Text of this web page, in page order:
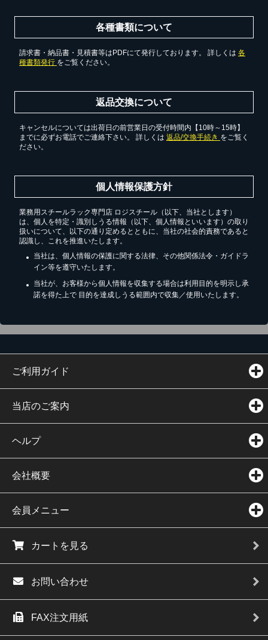
各種書類について
請求書・納品書・見積書等はPDFにて発行しております。 詳しくは 各
種書類発行 をご覧ください。
返品交換について
キャンセルについては出荷日の前営業日の受付時間内【10時～15時】
までに必ずお電話でご連絡下さい。 詳しくは 返品/交換手続き をご覧く
ださい。
個人情報保護方針
業務用スチールラック専門店 ロジスチール（以下、当社とします）
は、個人を特定・識別しうる情報（以下、個人情報といいます）の取り
扱いについて、以下の通り定めるとともに、当社の社会的責務であると
認識し、これを推進いたします。
当社は、個人情報の保護に関する法律、その他関係法令・ガイドラ
イン等を遵守いたします。
当社が、お客様から個人情報を収集する場合は利用目的を明示し承
諾を得た上で 目的を達成しうる範囲内で収集／使用いたします。
ご利用ガイド
当店のご案内
ヘルプ
会社概要
会員メニュー
カートを見る
お問い合わせ
FAX注文用紙